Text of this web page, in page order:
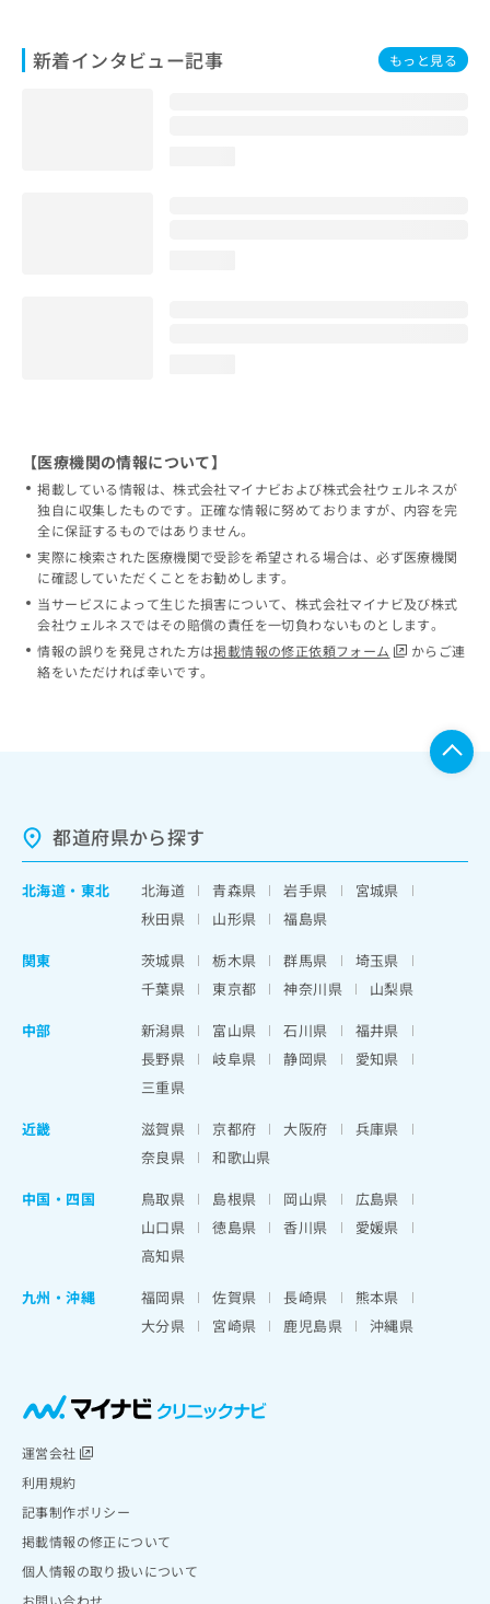
新着インタビュー記事 もっと見る
【医療機関の情報について】
掲載している情報は、株式会社マイナビおよび株式会社ウェルネスが
独自に収集したものです。正確な情報に努めておりますが、内容を完
全に保証するものではありません。
実際に検索された医療機関で受診を希望される場合は、必ず医療機関
に確認していただくことをお勧めします。
当サービスによって生じた損害について、株式会社マイナビ及び株式
会社ウェルネスではその賠償の責任を一切負わないものとします。
情報の誤りを発見された方は掲載情報の修正依頼フォーム
からご連
絡をいただければ幸いです。
都道府県から探す
北海道 ・ 東北 北海道 青森県 岩手県
宮城県
秋田県
山形県
福島県
関東
茨城県 栃木県 群馬県
埼玉県
千葉県
東京都 神奈川県
山梨県
中部
新潟県 富山県 石川県
福井県
長野県
岐阜県 静岡県
愛知県
三重県
近畿
滋賀県 京都府 大阪府
兵庫県
奈良県
和歌山県
中国・四国
鳥取県 島根県 岡山県
広島県
山口県
徳島県 香川県
愛媛県
高知県
九州・沖縄
福岡県 佐賀県 長崎県
熊本県
大分県
宮崎県 鹿児島県 沖縄県
運営会社
利用規約
記事制作ポリシー
掲載情報の修正について
個人情報の取り扱いについて
お問い合わせ